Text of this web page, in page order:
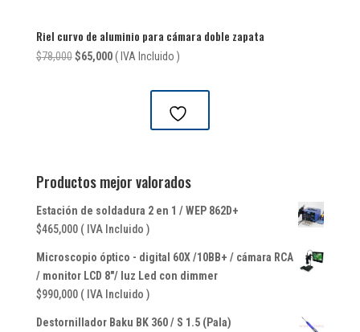
Riel curvo de aluminio para cámara doble zapata
$78,000 El
$65,000El( IVA Incluido )
Productos mejor valorados
Estación de soldadura 2 en 1 / WEP 862D+
$465,000 ( IVA Incluido )
Microscopio óptico - digital 60X /10BB+ / cámara RCA
/ monitor LCD 8"/ luz Led con dimmer
$990,000 ( IVA Incluido )
Destornillador Baku BK 360 / S 1.5 (Pala)